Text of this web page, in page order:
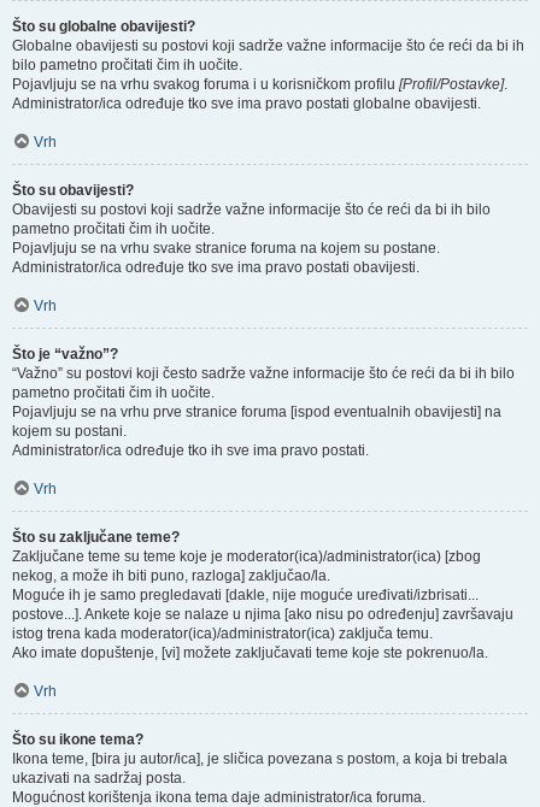
Što su globalne obavijesti?
Globalne obavijesti su postovi koji sadrže važne informacije što će reći da bi ih
bilo pametno pročitati čim ih uočite.
Pojavljuju se na vrhu svakog foruma i u korisničkom profilu [Profil/Postavke].
Administrator/ica određuje tko sve ima pravo postati globalne obavijesti.
Vrh
Što su obavijesti?
Obavijesti su postovi koji sadrže važne informacije što će reći da bi ih bilo
pametno pročitati čim ih uočite.
Pojavljuju se na vrhu svake stranice foruma na kojem su postane.
Administrator/ica određuje tko sve ima pravo postati obavijesti.
Vrh
Što je “važno”?
“Važno” su postovi koji često sadrže važne informacije što će reći da bi ih bilo
pametno pročitati čim ih uočite.
Pojavljuju se na vrhu prve stranice foruma [ispod eventualnih obavijesti] na
kojem su postani.
Administrator/ica određuje tko ih sve ima pravo postati.
Vrh
Što su zaključane teme?
Zaključane teme su teme koje je moderator(ica)/administrator(ica) [zbog
nekog, a može ih biti puno, razloga] zaključao/la.
Moguće ih je samo pregledavati [dakle, nije moguće uređivati/izbrisati...
postove...]. Ankete koje se nalaze u njima [ako nisu po određenju] završavaju
istog trena kada moderator(ica)/administrator(ica) zaključa temu.
Ako imate dopuštenje, [vi] možete zaključavati teme koje ste pokrenuo/la.
Vrh
Što su ikone tema?
Ikona teme, [bira ju autor/ica], je sličica povezana s postom, a koja bi trebala
ukazivati na sadržaj posta.
Mogućnost korištenja ikona tema daje administrator/ica foruma.